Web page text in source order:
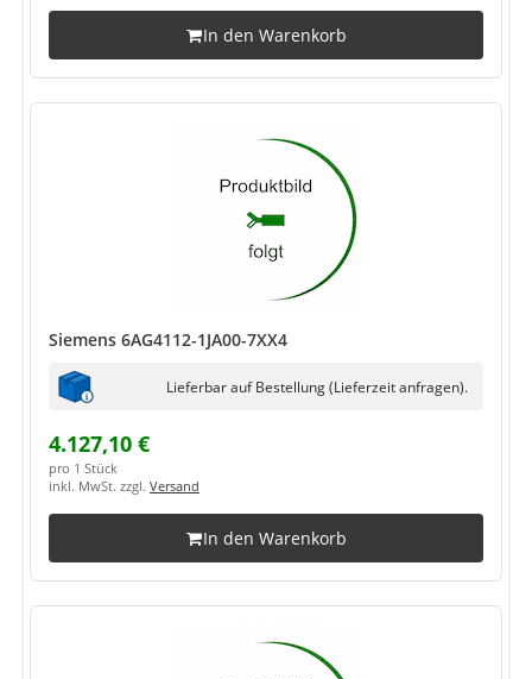
In den Warenkorb
Siemens 6AG4112-1JA00-7XX4
Lieferbar auf Bestellung (Lieferzeit anfragen).
4.127,10 €
pro 1 Stück
inkl. MwSt. zzgl. Versand
In den Warenkorb